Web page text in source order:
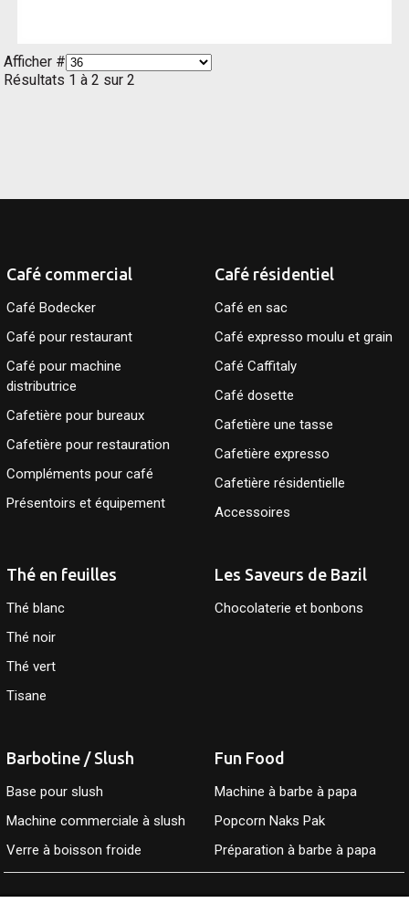
Afficher #
Résultats 1 à 2 sur 2
Café commercial
Café Bodecker
Café pour restaurant
Café pour machine
distributrice
Cafetière pour bureaux
Cafetière pour restauration
Compléments pour café
Présentoirs et équipement
Café résidentiel
Café en sac
Café expresso moulu et grain
Café Caffitaly
Café dosette
Cafetière une tasse
Cafetière expresso
Cafetière résidentielle
Accessoires
Thé en feuilles
Thé blanc
Thé noir
Thé vert
Tisane
Les Saveurs de Bazil
Chocolaterie et bonbons
Barbotine / Slush
Base pour slush
Machine commerciale à slush
Verre à boisson froide
Fun Food
Machine à barbe à papa
Popcorn Naks Pak
Préparation à barbe à papa